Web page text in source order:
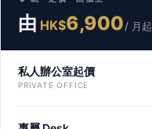
由 HK$6,900/ 月起
私人辦公室起價
PRIVATE OFFICE